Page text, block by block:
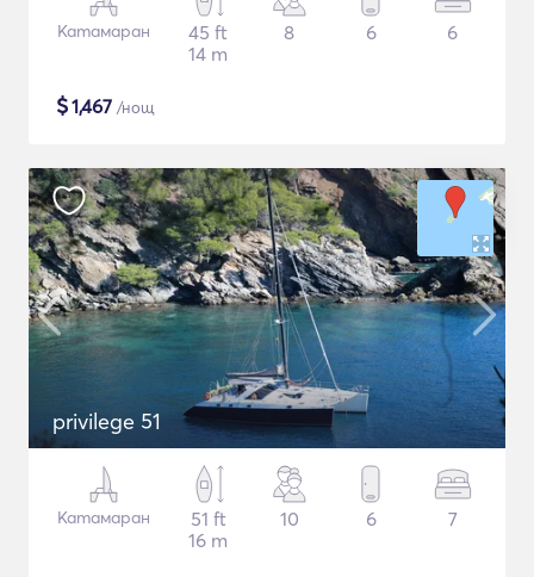
Катамаран
45 ft
14 m
8 6 6
$1,467 /нощ
privilege 51
Катамаран
51 ft
16 m
10 6 7